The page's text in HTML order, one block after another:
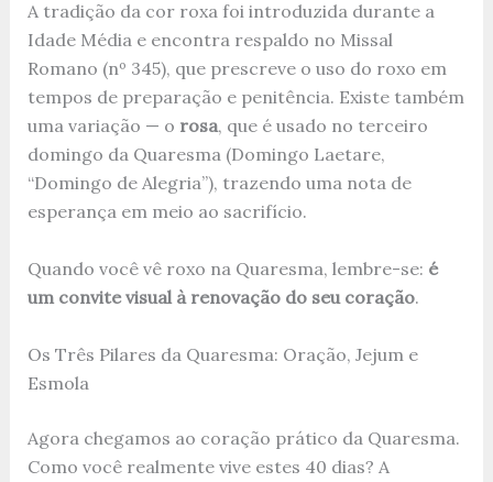
A tradição da cor roxa foi introduzida durante a
Idade Média e encontra respaldo no Missal
Romano (nº 345), que prescreve o uso do roxo em
tempos de preparação e penitência. Existe também
uma variação — o rosa, que é usado no terceiro
domingo da Quaresma (Domingo Laetare,
“Domingo de Alegria”), trazendo uma nota de
esperança em meio ao sacrifício.
Quando você vê roxo na Quaresma, lembre-se: é
um convite visual à renovação do seu coração.
Os Três Pilares da Quaresma: Oração, Jejum e
Esmola
Agora chegamos ao coração prático da Quaresma.
Como você realmente vive estes 40 dias? A